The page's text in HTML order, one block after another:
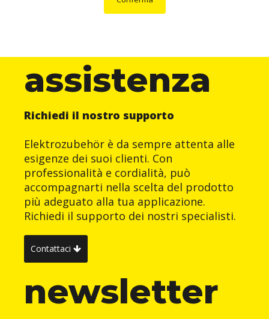
assistenza
Richiedi il nostro supporto
Elektrozubehör è da sempre attenta alle
esigenze dei suoi clienti. Con
professionalità e cordialità, può
accompagnarti nella scelta del prodotto
più adeguato alla tua applicazione.
Richiedi il supporto dei nostri specialisti.
Contattaci
newsletter